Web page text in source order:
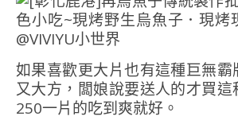
如果喜歡更大片也有這種巨無霸
又大方，闆娘說要送人的才買這
250一片的吃到爽就好。